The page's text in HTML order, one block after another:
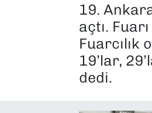
19.
açtı.
Fuarcılık
19’lar,
dedi.
KÜLTÜR SANAT
MAGAZİN
Son Dakika Haberleri
Haber Arşivi